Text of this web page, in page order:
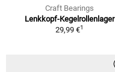
Craft Bearings
Lenkkopf-Kegelrollenlager
29,99 €1